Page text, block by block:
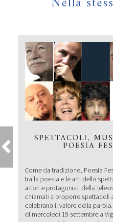
SPETTACOLI,
POESIA
Come da tradizione, Poesia
tra la poesia e le arti dello
attori e protagonisti della
chiamati a proporre spettacoli
celebrano il valore della parola.
di mercoledì 19 settembre a